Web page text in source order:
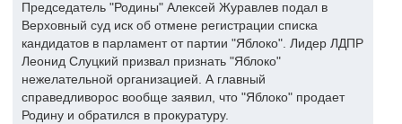
Председатель "Родины" Алексей Журавлев подал в
Верховный суд иск об отмене регистрации списка
кандидатов в парламент от партии "Яблоко". Лидер ЛДПР
Леонид Слуцкий призвал признать "Яблоко"
нежелательной организацией. А главный
справедливорос вообще заявил, что "Яблоко" продает
Родину и обратился в прокуратуру.